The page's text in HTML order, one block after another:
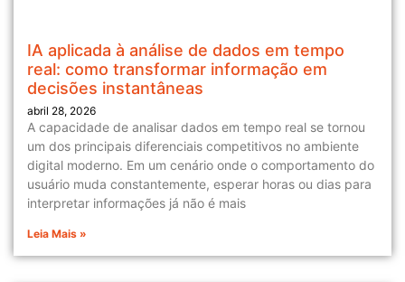
IA aplicada à análise de dados em tempo
real: como transformar informação em
decisões instantâneas
abril 28, 2026
A capacidade de analisar dados em tempo real se tornou
um dos principais diferenciais competitivos no ambiente
digital moderno. Em um cenário onde o comportamento do
usuário muda constantemente, esperar horas ou dias para
interpretar informações já não é mais
Leia Mais »